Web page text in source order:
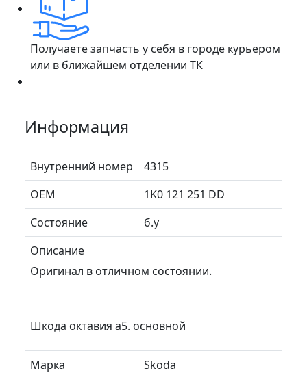
Получаете запчасть у себя в городе курьером
или в ближайшем отделении ТК
Информация
Внутренний номер
4315
ОЕМ
1K0 121 251 DD
Состояние
б.у
Описание
Оригинал в отличном состоянии.
Шкода октавия а5. основной
Марка
Skoda